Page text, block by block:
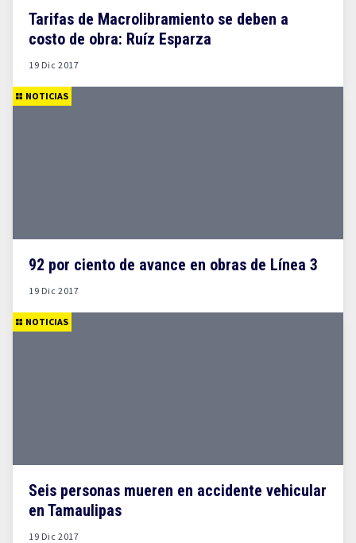
Tarifas de Macrolibramiento se deben a
costo de obra: Ruíz Esparza
19 Dic 2017
NOTICIAS
92 por ciento de avance en obras de Línea 3
19 Dic 2017
NOTICIAS
Seis personas mueren en accidente vehicular
en Tamaulipas
19 Dic 2017